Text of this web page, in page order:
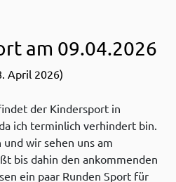
am 09.04.2026
April 2026)
der Kindersport in
ich terminlich verhindert bin.
wir sehen uns am
bis dahin den ankommenden
ein paar Runden Sport für